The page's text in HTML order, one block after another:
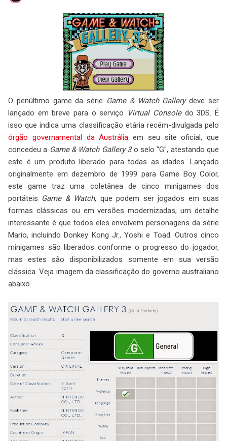
O penúltimo game da série Game & Watch Gallerydeve ser
lançado em breve para o serviço
Virtual Consoledo 3DS. É
isso que indica uma classificação etária recém-divulgada pelo
órgão governamental da Austrália em seu site oficial, que
concedeu a Game & Watch Gallery 3o selo "G", atestando que
este é um produto liberado para todas as idades. Lançado
originalmente em dezembro de 1999 para Game Boy Color,
este game traz uma coletânea de cinco minigames dos
portáteis Game & Watch, que podem ser jogados em suas
formas clássicas ou em versões modernizadas; um detalhe
interessante é que todos eles envolvem personagens da série
Mario, incluindo Donkey Kong Jr., Yoshi e Toad. Outros cinco
minigames são liberados conforme o progresso do jogador,
mas estes são disponibilizados somente em sua versão
clássica. Veja imagem da classificação do governo australiano
abaixo.